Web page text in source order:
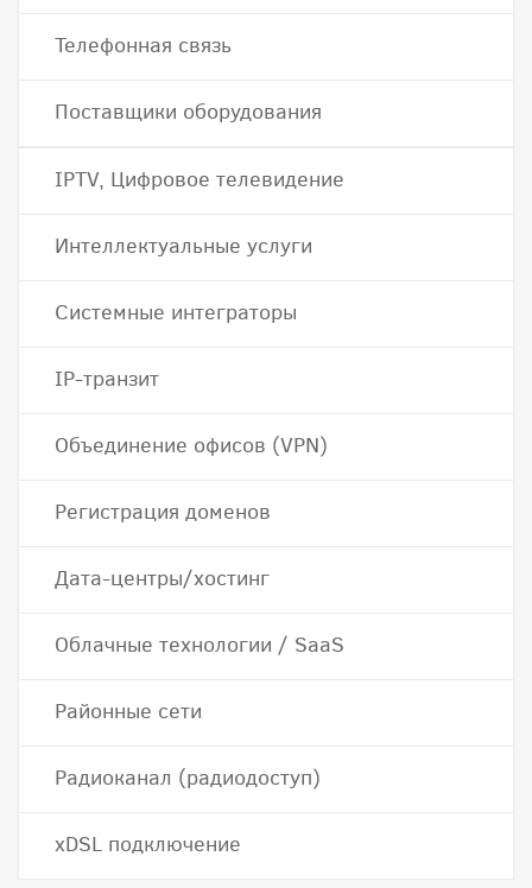
Телефонная связь
Поставщики оборудования
IPTV, Цифровое телевидение
Интеллектуальные услуги
Системные интеграторы
IP-транзит
Объединение офисов (VPN)
Регистрация доменов
Дата-центры/хостинг
Облачные технологии / SaaS
Районные сети
Радиоканал (радиодоступ)
хDSL подключение